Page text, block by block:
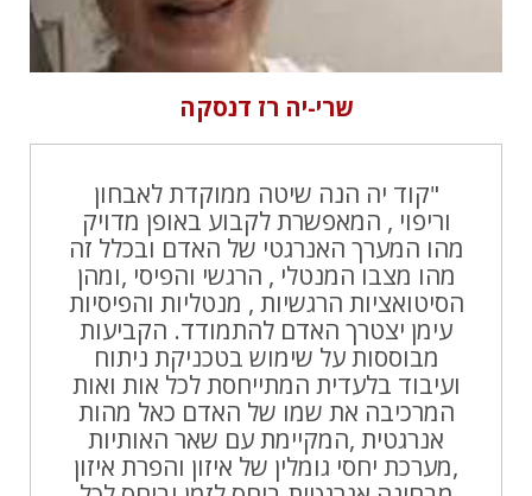
שרי-יה רז דנסקה
"קוד יה הנה שיטה ממוקדת לאבחון
וריפוי , המאפשרת לקבוע באופן מדויק
מהו המערך האנרגטי של האדם ובכלל זה
מהו מצבו המנטלי , הרגשי והפיסי ,ומהן
הסיטואציות הרגשיות , מנטליות והפיסיות
עימן יצטרך האדם להתמודד. הקביעות
מבוססות על שימוש בטכניקת ניתוח
ועיבוד בלעדית המתייחסת לכל אות ואות
המרכיבה את שמו של האדם כאל מהות
אנרגטית ,המקיימת עם שאר האותיות
,מערכת יחסי גומלין של איזון והפרת איזון